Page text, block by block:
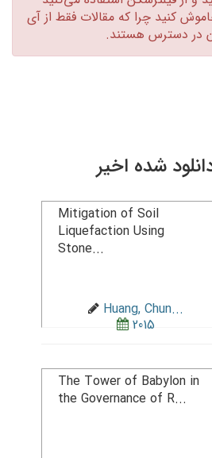
کنید چرا که مقالات فقط از آی
دسترس هستند.‏
شده اخیر
Mitigation of Soil
Liquefaction Using
Stone...
Huang, Chun...
2015
The Tower of Babylon in
the Governance of R...